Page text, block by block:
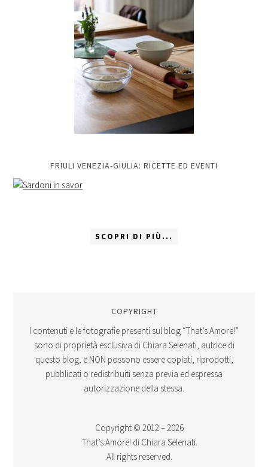
FRIULI VENEZIA-GIULIA: RICETTE ED EVENTI
SCOPRI DI PIÙ...
COPYRIGHT
I contenuti e le fotografie presenti sul blog “That’s Amore!”
sono di proprietà esclusiva di Chiara Selenati, autrice di
questo blog, e NON possono essere copiati, riprodotti,
pubblicati o redistribuiti senza previa ed espressa
autorizzazione della stessa.
Copyright © 2012 – 2026
That’s Amore! di Chiara Selenati.
All rights reserved.